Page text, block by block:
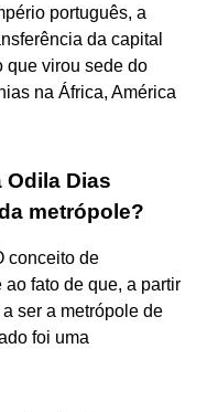
português, a
da capital
que virou sede do
na África, América
Odila Dias
metrópole?
conceito de
fato de que, a partir
ser a metrópole de
foi uma